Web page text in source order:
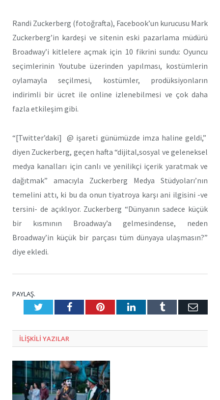
Randi Zuckerberg (fotoğrafta), Facebook’un kurucusu Mark
Zuckerberg’in kardeşi ve sitenin eski pazarlama müdürü
Broadway’i kitlelere açmak için 10 fikrini sundu: Oyuncu
seçimlerinin Youtube üzerinden yapılması, kostümlerin
oylamayla seçilmesi, kostümler, prodüksiyonların
indirimli bir ücret ile online izlenebilmesi ve çok daha
fazla etkileşim gibi.
“[Twitter’daki] @ işareti günümüzde imza haline geldi,”
diyen Zuckerberg, geçen hafta “dijital,sosyal ve geleneksel
medya kanalları için canlı ve yenilikçi içerik yaratmak ve
dağıtmak” amacıyla Zuckerberg Medya Stüdyoları’nın
temelini attı, ki bu da onun tiyatroya karşı ani ilgisini -ve
tersini- de açıklıyor. Zuckerberg “Dünyanın sadece küçük
bir kısmının Broadway’a gelmesindense, neden
Broadway’in küçük bir parçası tüm dünyaya ulaşmasın?”
diye ekledi.
PAYLAŞ.
TwitterFacebookPinterestLinkedInTumblr E-
ILIŞKILI YAZILAR